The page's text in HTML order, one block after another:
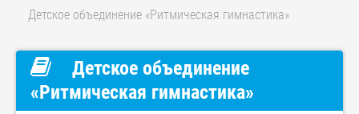
Детское объединение «Ритмическая гимнастика»
Детское объединение
«Ритмическая гимнастика»